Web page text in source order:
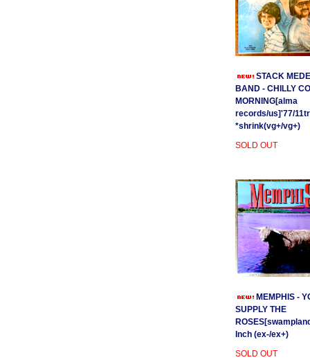
STACK
BAND - CHILLY
MORNING[alma
records/us]'77/
*shrink(vg+/vg+)
SOLD OUT
MEMPHIS -
SUPPLY THE
Inch (ex-/ex+)
SOLD OUT